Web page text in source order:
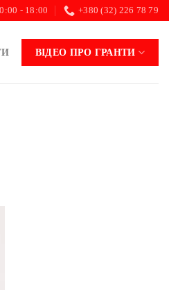
- 18:00 +380 (32) 226 78 79
ВІДЕО ПРО ГРАНТИ